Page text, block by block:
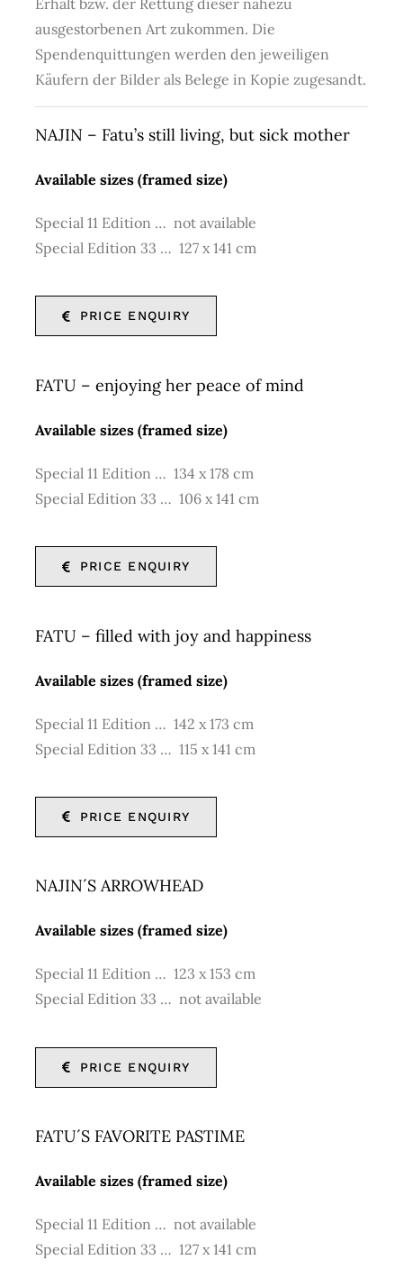
Erhalt bzw. der Rettung dieser nahezu
ausgestorbenen Art zukommen. Die
Spendenquittungen werden den jeweiligen
Käufern der Bilder als Belege in Kopie zugesandt.
NAJIN – Fatu’s still living, but sick mother
Available sizes (framed size)
Special 11 Edition … not available
Special Edition 33 … 127 x 141 cm
PRICE ENQUIRY
FATU – enjoying her peace of mind
Available sizes (framed size)
Special 11 Edition … 134 x 178 cm
Special Edition 33 … 106 x 141 cm
PRICE ENQUIRY
FATU – filled with joy and happiness
Available sizes (framed size)
Special 11 Edition … 142 x 173 cm
Special Edition 33 … 115 x 141 cm
PRICE ENQUIRY
NAJIN´S ARROWHEAD
Available sizes (framed size)
Special 11 Edition … 123 x 153 cm
Special Edition 33 … not available
PRICE ENQUIRY
FATU´S FAVORITE PASTIME
Available sizes (framed size)
Special 11 Edition … not available
Special Edition 33 … 127 x 141 cm